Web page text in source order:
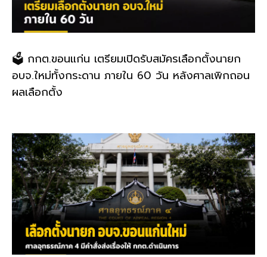
🗳️ กกต.ขอนแก่น เตรียมเปิดรับสมัครเลือกตั้งนายก
อบจ.ใหม่ทั้งกระดาน ภายใน 60 วัน หลังศาลเพิกถอน
ผลเลือกตั้ง